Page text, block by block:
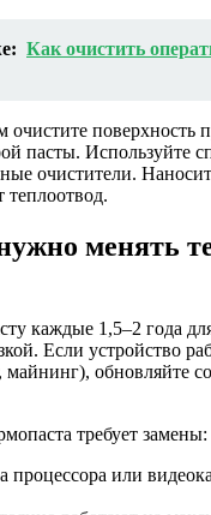
Как очистить
очистите поверхность
пасты. Используйте
очистители.
теплоотвод.
менять
каждые 1,5–2 года
Если устройство
майнинг), обновляйте
требует замены:
процессора или